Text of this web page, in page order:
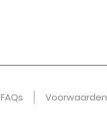
FAQs Voorwaarden